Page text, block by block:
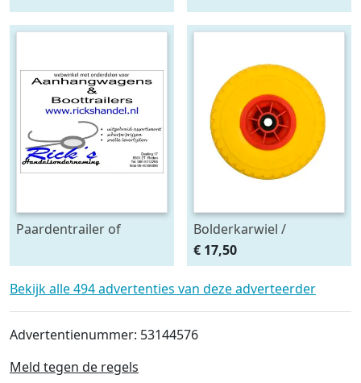
vanaf €65,00
Paardentrailer of
onderdelen nodig?
Bolderkarwiel /
steekwagen wiel - anti
lek 260x85 (3.00-4)
€ 17,50
Bekijk alle 494 advertenties van deze adverteerder
Advertentienummer: 53144576
Meld tegen de regels